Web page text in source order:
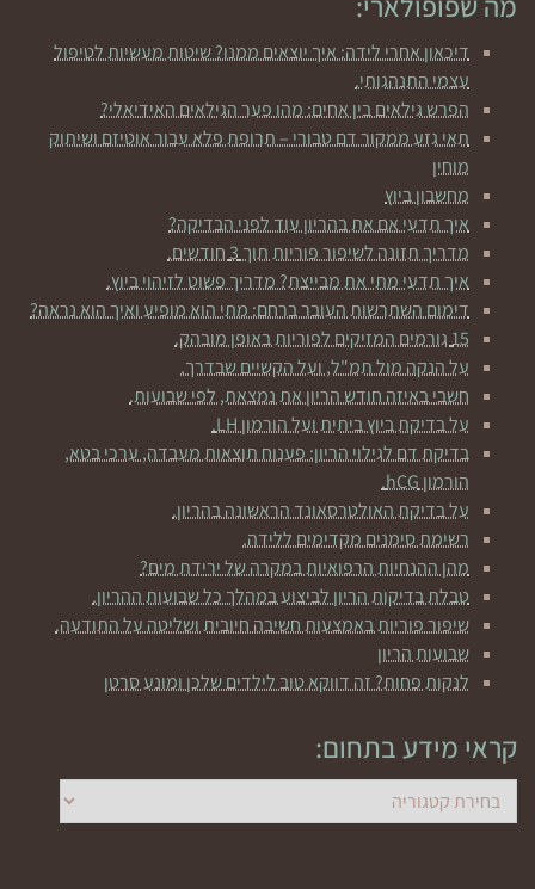
דיכאון אחרי לידה: איך יוצאים ממנו? שיטות מעשיות לטיפול
עצמי התנהגותי.
הפרש גילאים בין אחים: מהו פער הגילאים האידיאלי?
תאי גזע ממקור דם טבורי – תרופת פלא עבור אוטיזם ושיתוק
מוחין
מחשבון ביוץ
איך תדעי אם את בהריון עוד לפני הבדיקה?
מדריך תזונה לשיפור פוריות תוך 3 חודשים.
איך תדעי מתי את מבייצת? מדריך פשוט לזיהוי ביוץ.
דימום השתרשות העובר ברחם: מתי הוא מופיע ואיך הוא נראה?
15 גורמים המזיקים לפוריות באופן מובהק.
על הנקה מול תמ"ל, ועל הקשיים שבדרך.
חשבי באיזה חודש הריון את נמצאת, לפי שבועות.
על בדיקת ביוץ ביתית ועל הורמון LH.
בדיקת דם לגילוי הריון: פענוח תוצאות מעבדה, ערכי בטא,
הורמון hCG.
על בדיקת האולטרסאונד הראשונה בהריון.
רשימת סימנים מקדימים ללידה.
מהן ההנחיות הרפואיות במקרה של ירידת מים?
טבלת בדיקות הריון לביצוע במהלך כל שבועות ההריון.
שיפור פוריות באמצעות חשיבה חיובית ושליטה על התודעה.
שבועות הריון
לנקות פחות? זה דווקא טוב לילדים שלכן ומונע סרטן
קראי מידע בתחום:
קראי
מידע